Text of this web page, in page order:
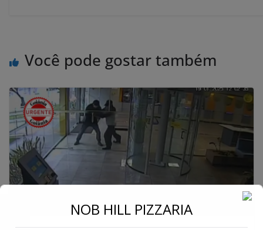
Você pode gostar também
NOB HILL PIZZARIA